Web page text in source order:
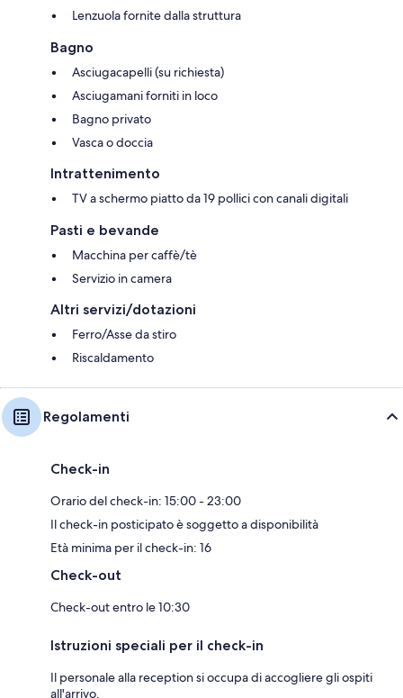
Lenzuola fornite dalla struttura
Bagno
Asciugacapelli (su richiesta)
Asciugamani forniti in loco
Bagno privato
Vasca o doccia
Intrattenimento
TV a schermo piatto da 19 pollici con canali digitali
Pasti e bevande
Macchina per caffè/tè
Servizio in camera
Altri servizi/dotazioni
Ferro/Asse da stiro
Riscaldamento
Regolamenti
Check-in
Orario del check-in: 15:00 - 23:00
Il check-in posticipato è soggetto a disponibilità
Età minima per il check-in: 16
Check-out
Check-out entro le 10:30
Istruzioni speciali per il check-in
Il personale alla reception si occupa di accogliere gli ospiti
all'arrivo.